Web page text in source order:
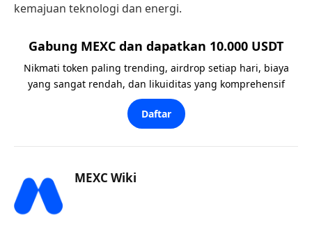
kemajuan teknologi dan energi.
Gabung MEXC dan dapatkan 10.000 USDT
Nikmati token paling trending, airdrop setiap hari, biaya
yang sangat rendah, dan likuiditas yang komprehensif
Daftar
MEXC Wiki